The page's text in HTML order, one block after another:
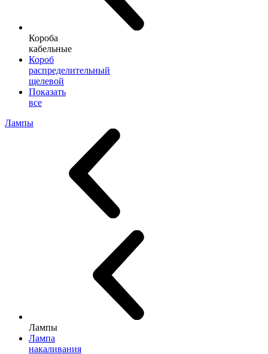
Короба
кабельные
Короб
распределительный
щелевой
Показать
все
Лампы
Лампы
Лампа
накаливания